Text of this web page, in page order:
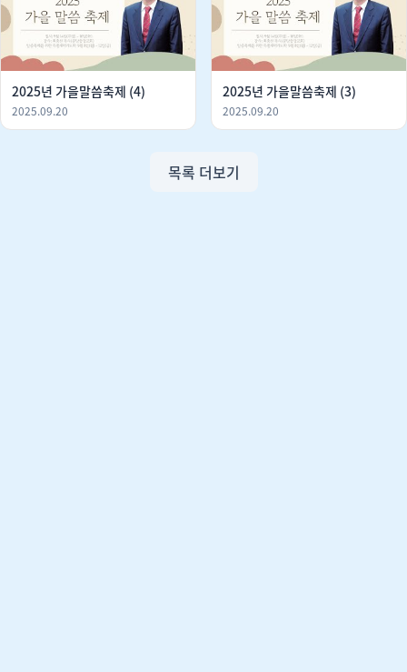
2025년 가을말씀축제 (4)
2025.09.20
2025년 가을말씀축제 (3)
2025.09.20
목록 더보기